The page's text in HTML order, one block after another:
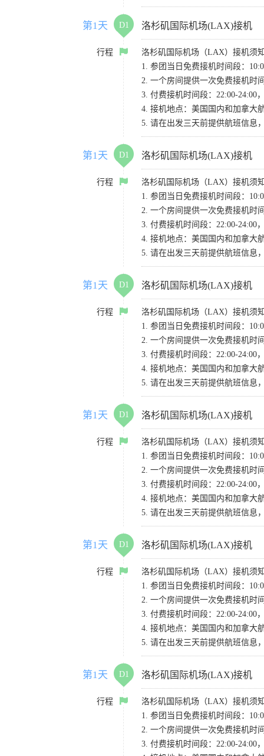
第1天 D1 洛杉矶国际机场(LAX)接机
行程
洛杉矶国际机场（LAX）接机须
1. 参团当日免费接机时间段：
2. 一个房间提供一次免费接机时
3. 付费接机时间段：22:00-24:00
4. 接机地点：美国国内和加拿大
5. 请在出发三天前提供航班信息
第1天 D1 洛杉矶国际机场(LAX)接机
行程
洛杉矶国际机场（LAX）接机须
1. 参团当日免费接机时间段：
2. 一个房间提供一次免费接机时
3. 付费接机时间段：22:00-24:00
4. 接机地点：美国国内和加拿大
5. 请在出发三天前提供航班信息
第1天 D1 洛杉矶国际机场(LAX)接机
行程
洛杉矶国际机场（LAX）接机须
1. 参团当日免费接机时间段：
2. 一个房间提供一次免费接机时
3. 付费接机时间段：22:00-24:00
4. 接机地点：美国国内和加拿大
5. 请在出发三天前提供航班信息
第1天 D1 洛杉矶国际机场(LAX)接机
行程
洛杉矶国际机场（LAX）接机须
1. 参团当日免费接机时间段：
2. 一个房间提供一次免费接机时
3. 付费接机时间段：22:00-24:00
4. 接机地点：美国国内和加拿大
5. 请在出发三天前提供航班信息
第1天 D1 洛杉矶国际机场(LAX)接机
行程
洛杉矶国际机场（LAX）接机须
1. 参团当日免费接机时间段：
2. 一个房间提供一次免费接机时
3. 付费接机时间段：22:00-24:00
4. 接机地点：美国国内和加拿大
5. 请在出发三天前提供航班信息
第1天 D1 洛杉矶国际机场(LAX)接机
行程
洛杉矶国际机场（LAX）接机须
1. 参团当日免费接机时间段：
2. 一个房间提供一次免费接机时
3. 付费接机时间段：22:00-24:00